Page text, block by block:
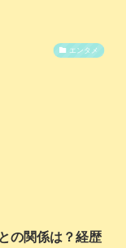
エンタメ
の関係は？経歴